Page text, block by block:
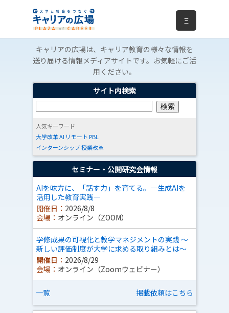
Ξ
キャリアの広場は、キャリア教育の様々な情報を
送り届ける情報メディアサイトです。お気軽にご活
用ください。
サイト内検索
人気キーワード
大学改革AI リモート PBL
インターンシップ授業改革
セミナー・公開研究会情報
AIを味方に、「話す力」を育てる。―生成AIを
活用した教育実践―
開催日： 2026/8/8
会場： オンライン（ZOOM）
学修成果の可視化と教学マネジメントの実践 ～
新しい評価制度が大学に求める取り組みとは～
開催日： 2026/8/29
会場： オンライン（Zoomウェビナー）
一覧 掲載依頼はこちら